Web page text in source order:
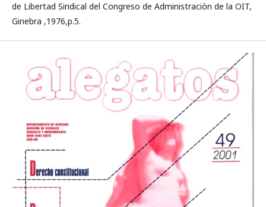
de Libertad Sindical del Congreso de Administraciòn de la OIT,
Ginebra ,1976,p.5.